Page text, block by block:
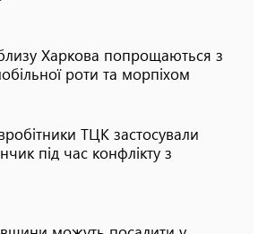
Харкова попрощаються з
роти та морпіхом
ТЦК застосували
під час конфлікту з